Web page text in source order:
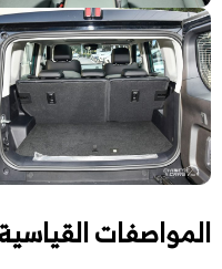
المواصفات القياسية